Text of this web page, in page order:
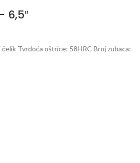
6,5″
Tvrdoća oštrice: 58HRC Broj zubaca: